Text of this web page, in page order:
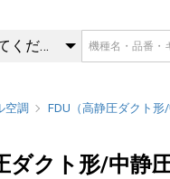
| FDU
カテゴリを選択してください
空調 FDU（高静圧ダクト形
ダクト形/中静